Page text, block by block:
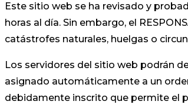
Este sitio web se ha revisado y
horas al día. Sin embargo, el
catástrofes naturales, huelgas o
Los servidores del sitio web podrán
asignado automáticamente a un
debidamente inscrito que permite el